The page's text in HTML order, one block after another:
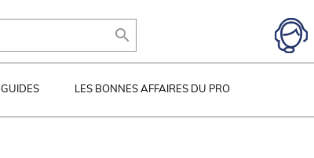

GUIDES LES BONNES AFFAIRES DU PRO